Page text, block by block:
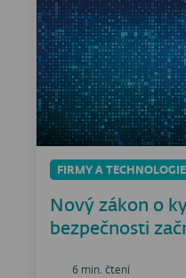
FIRMY A TECHNOLOGIE
Nový zákon o
bezpečnosti
6 min. čtení